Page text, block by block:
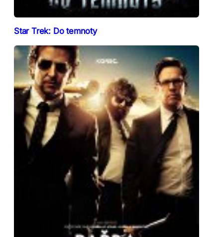
Star Trek: Do temnoty